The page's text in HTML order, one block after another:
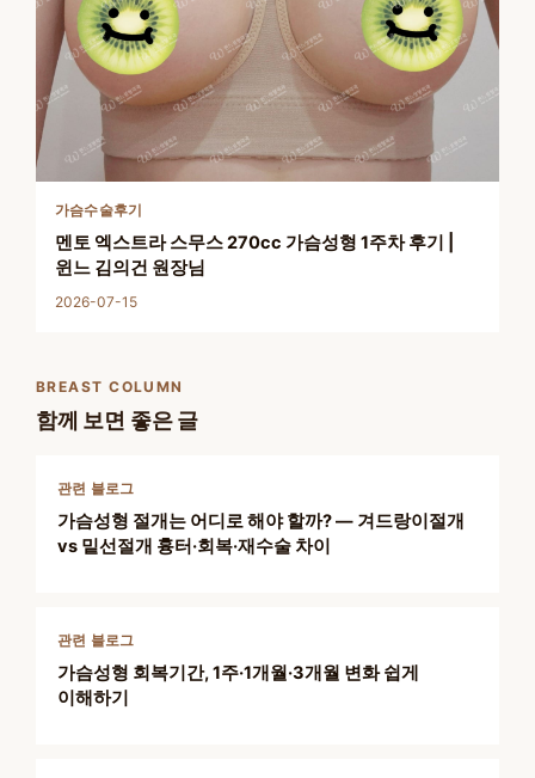
가슴수술후기
멘토 엑스트라 스무스 270cc 가슴성형 1주차 후기 |
윈느 김의건 원장님
2026-07-15
BREAST COLUMN
함께 보면 좋은 글
관련 블로그
가슴성형 절개는 어디로 해야 할까? — 겨드랑이절개
vs 밑선절개 흉터·회복·재수술 차이
관련 블로그
가슴성형 회복기간, 1주·1개월·3개월 변화 쉽게
이해하기